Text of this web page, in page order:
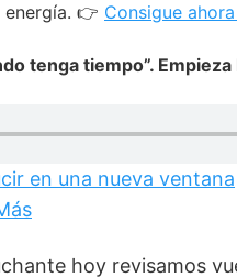
👉 Consigue
tenga tiempo”.
en una nueva ventana
hoy revisamos